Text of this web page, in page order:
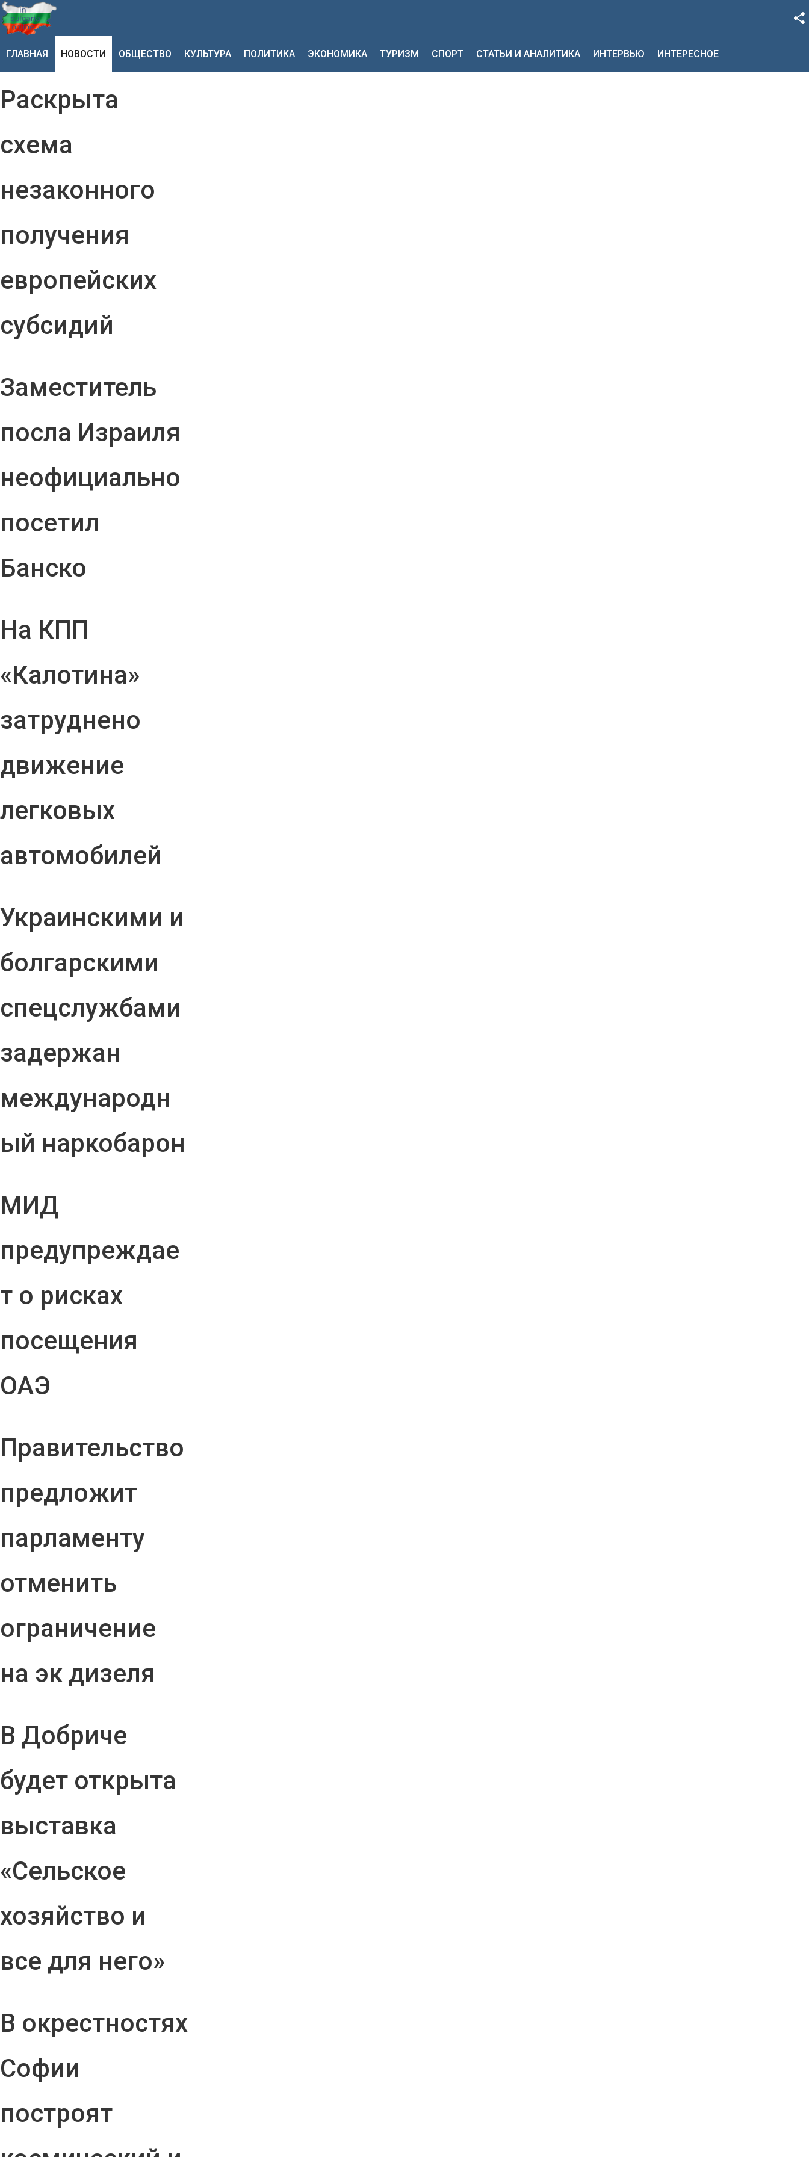
Google+
ГЛАВНАЯ НОВОСТИ ОБЩЕСТВО КУЛЬТУРА ПОЛИТИКА ЭКОНОМИКА ТУРИЗМ СПОРТ СТАТЬИ И АНАЛИТИКА ИНТЕРВЬЮ ИНТЕРЕСНОЕ
Раскрыта
схема
незаконного
получения
европейских
субсидий
Заместитель
посла Израиля
неофициально
посетил
Банско
На КПП
«Калотина»
затруднено
движение
легковых
автомобилей
Украинскими и
болгарскими
спецслужбами
задержан
международн
ый наркобарон
МИД
предупреждае
т о рисках
посещения
ОАЭ
Правительство
предложит
парламенту
отменить
ограничение
на эк дизеля
В Добриче
будет открыта
выставка
«Сельское
хозяйство и
все для него»
В окрестностях
Софии
построят